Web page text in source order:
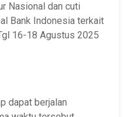
Nasional dan cuti
Bank Indonesia terkait
16-18 Agustus 2025
dapat berjalan